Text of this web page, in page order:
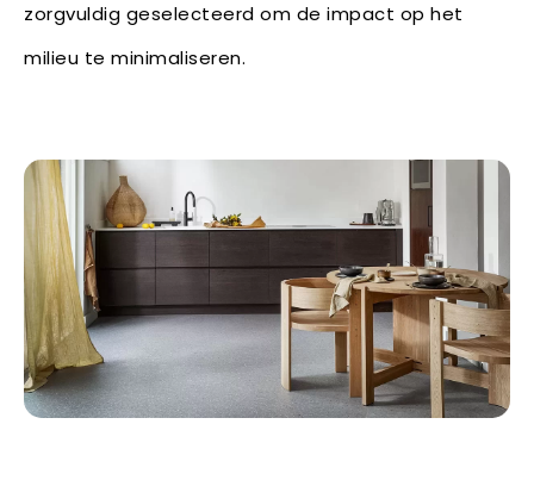
zorgvuldig geselecteerd om de impact op het
milieu te minimaliseren.